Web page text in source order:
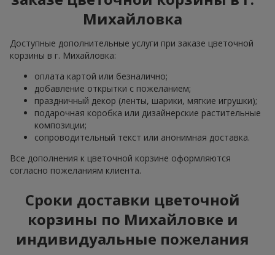
Михайловка
Доступные дополнительные услуги при заказе цветочной
корзины в г. Михайловка:
оплата картой или безналично;
добавление открытки с пожеланием;
праздничный декор (ленты, шарики, мягкие игрушки);
подарочная коробка или дизайнерские растительные
композиции;
сопроводительный текст или анонимная доставка.
Все дополнения к цветочной корзине оформляются
согласно пожеланиям клиента.
Сроки доставки цветочной
корзины по Михайловке и
индивидуальные пожелания